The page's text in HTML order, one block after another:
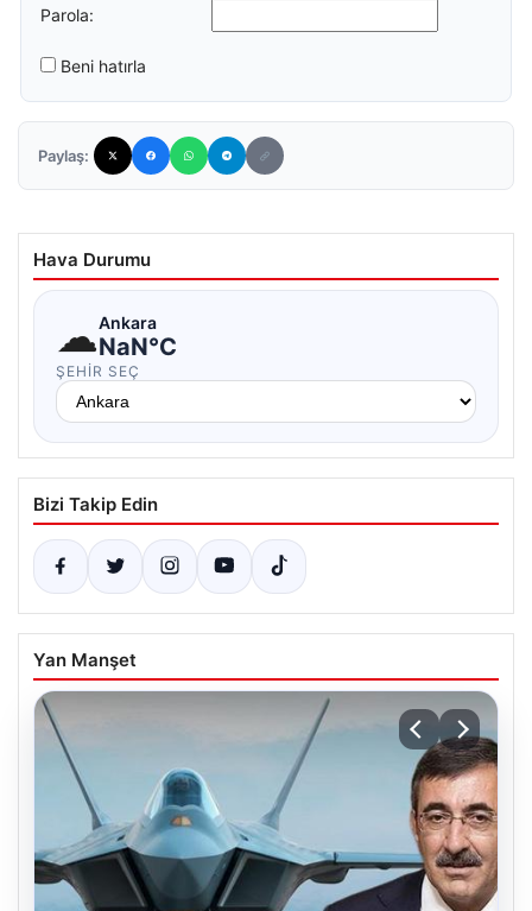
Parola:
Beni hatırla
Paylaş:
Hava Durumu
☁Ankara
NaN°C
ŞEHIR SEÇ
Bizi Takip Edin
Yan Manşet